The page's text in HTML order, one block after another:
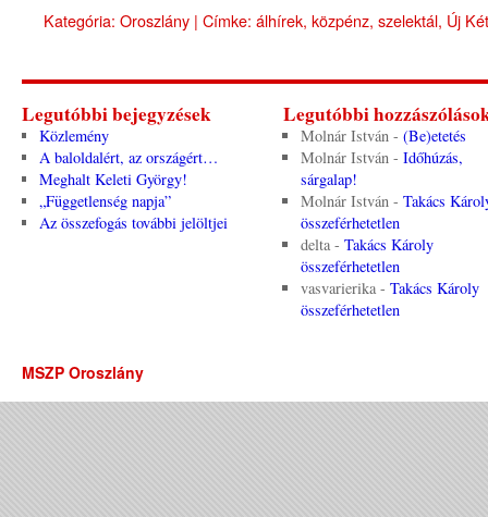
Kategória: Oroszlány | Címke: álhírek, közpénz, szelektál, Új
Legutóbbi bejegyzések
Közlemény
A baloldalért, az országért…
Meghalt Keleti György!
„Függetlenség napja”
Az összefogás további jelöltjei
Legutóbbi
Molnár István- (Be)etetés
Molnár István- Időhúzás,
sárgalap!
Molnár István- Takács
összeférhetetlen
delta- Takács Károly
összeférhetetlen
vasvarierika- Takács Károly
összeférhetetlen
MSZP Oroszlány